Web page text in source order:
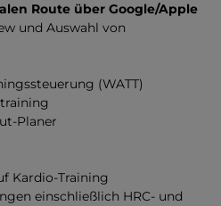
Route über Google/Apple
und Auswahl von
(WATT)
Planer
Kardio-Training
einschließlich HRC- und